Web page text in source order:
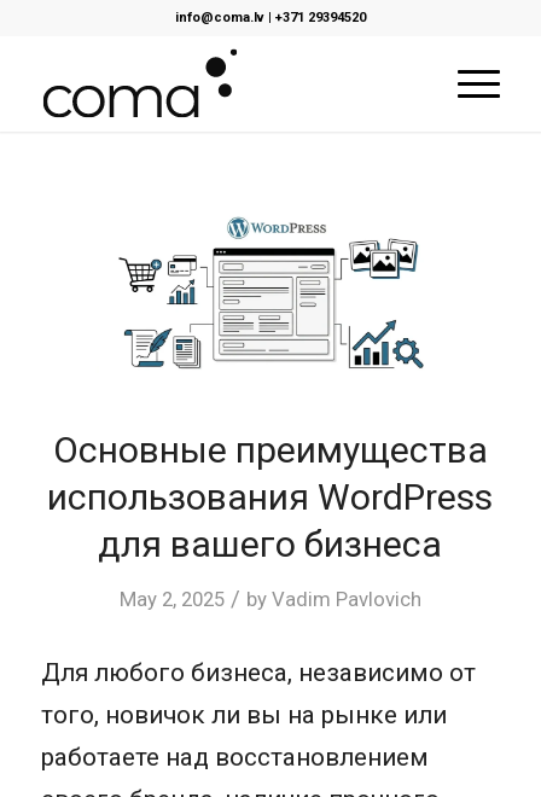
info@coma.lv| +371 29394520
Основные преимущества
использования WordPress
для вашего бизнеса
May 2, 2025 / by Vadim Pavlovich
Для любого бизнеса, независимо от
того, новичок ли вы на рынке или
работаете над восстановлением